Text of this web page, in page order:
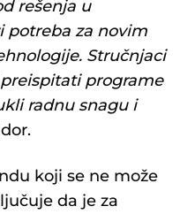
rešenja u
potreba za novim
Stručnjaci
programe
radnu snagu i
koji se ne može
da je za